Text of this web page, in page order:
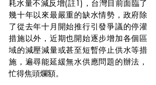
耗水量不減反增(註1)，台灣目前面臨了
幾十年以來最嚴重的缺水情勢，政府除
了從去年十月開始推行引發爭議的停灌
措施以外，近期也開始逐步增加各個區
域的減壓減量或甚至短暫停止供水等措
施，遍尋能延緩無水供應問題的辦法，
忙得焦頭爛額。